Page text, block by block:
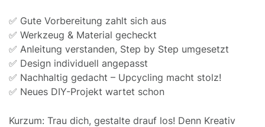
✅ Gute Vorbereitung zahlt sich aus
✅ Werkzeug & Material gecheckt
✅ Anleitung verstanden, Step by Step umgesetzt
✅ Design individuell angepasst
✅ Nachhaltig gedacht – Upcycling macht stolz!
✅ Neues DIY-Projekt wartet schon
Kurzum: Trau dich, gestalte drauf los! Denn Kreativ